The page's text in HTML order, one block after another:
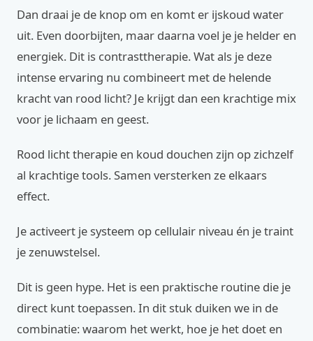
Dan draai je de knop om en komt er ijskoud water
uit. Even doorbijten, maar daarna voel je je helder en
energiek. Dit is contrasttherapie. Wat als je deze
intense ervaring nu combineert met de helende
kracht van rood licht? Je krijgt dan een krachtige mix
voor je lichaam en geest.
Rood licht therapie en koud douchen zijn op zichzelf
al krachtige tools. Samen versterken ze elkaars
effect.
Je activeert je systeem op cellulair niveau én je traint
je zenuwstelsel.
Dit is geen hype. Het is een praktische routine die je
direct kunt toepassen. In dit stuk duiken we in de
combinatie: waarom het werkt, hoe je het doet en